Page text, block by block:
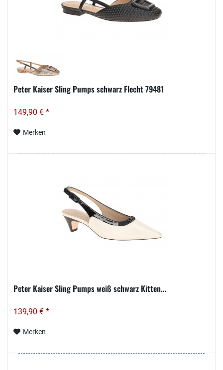
Peter Kaiser Sling Pumps schwarz Flecht 79481
149,90 € *
Merken
Peter Kaiser Sling Pumps weiß schwarz Kitten...
139,90 € *
Merken